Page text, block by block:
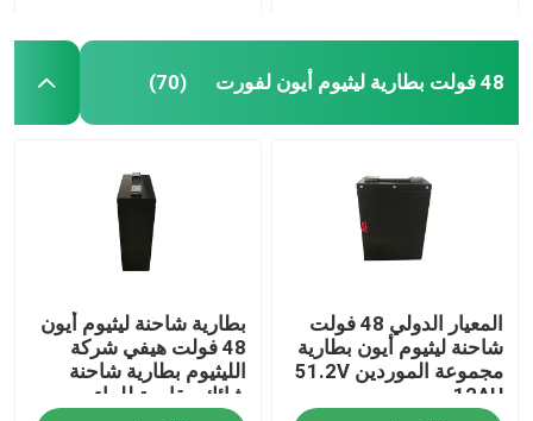
48 فولت بطارية ليثيوم أيون لفورت (70)
المعيار الدولي 48 فولت
شاحنة ليثيوم أيون بطارية
مجموعة الموردين 51.2V
12AH
بطارية شاحنة ليثيوم أيون
48 فولت هيفي شركة
الليثيوم بطارية شاحنة
شائك مقاومة للماء